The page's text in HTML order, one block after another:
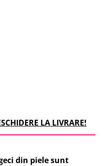
LA LIVRARE!
din piele sunt